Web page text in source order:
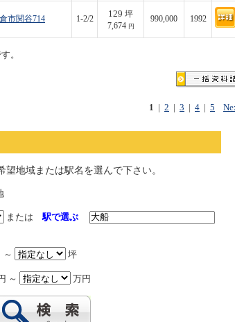
市関谷714 1-2/2
129 坪
7,674 円
990,000 1992
。
1 2 3 4 5
地域または駅名を選んで下さい。
または駅で選ぶ
坪
～ 万円